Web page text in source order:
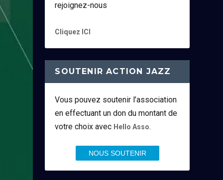
rejoignez-nous
Cliquez ICI
SOUTENIR ACTION JAZZ
Vous pouvez soutenir l’association
en effectuant un don du montant de
votre choix avec Hello Asso.
NOUS SOUTENIR